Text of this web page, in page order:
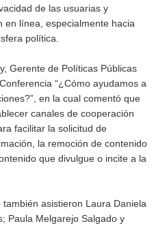
de las usuarias y
en línea, especialmente hacia
política.
Gerente de Políticas Públicas
“¿Cómo ayudamos a
en la cual comentó que
canales de cooperación
facilitar la solicitud de
la remoción de contenido
que divulgue o incite a la
asistieron Laura Daniela
Paula Melgarejo Salgado y